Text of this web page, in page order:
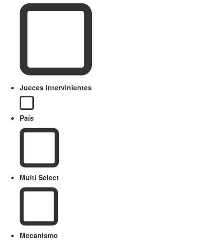
Jueces intervinientes
País
Multi Select
Mecanismo